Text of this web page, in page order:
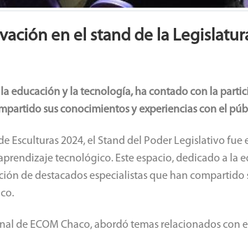
en el stand de la
la educación y la tecnología, ha contado con la
sus conocimientos y experiencias con el
Esculturas 2024, el Stand del Poder Legislativo fue
tecnológico. Este espacio, dedicado a la
de destacados especialistas que han compartido
de ECOM Chaco, abordó temas relacionados con